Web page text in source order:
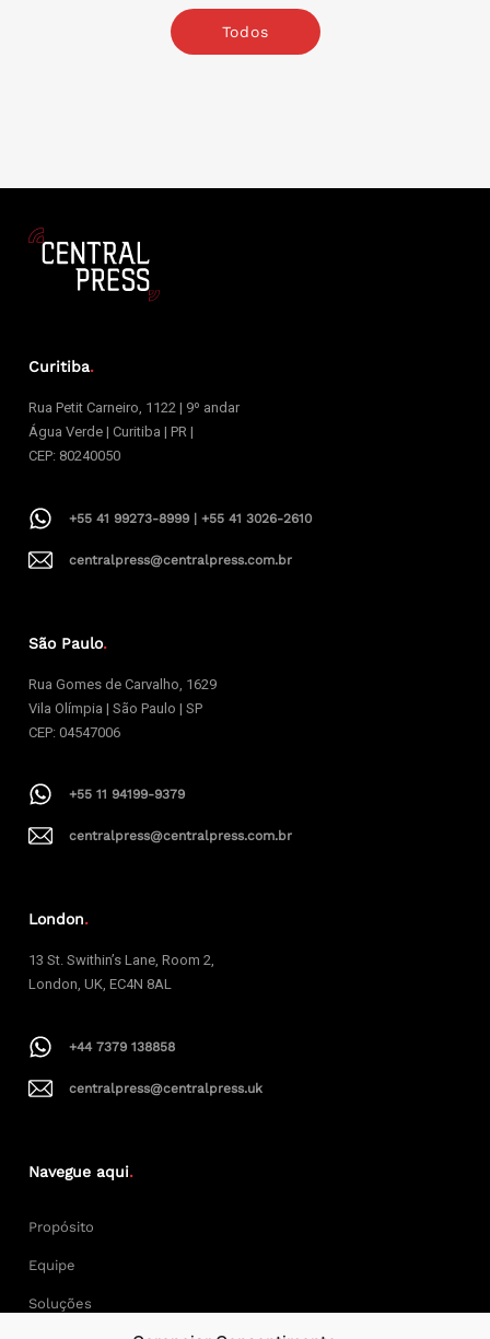
Todos
Curitiba.
Rua Petit Carneiro, 1122 | 9º andar
Água Verde | Curitiba | PR |
CEP: 80240050
+55 41 99273-8999 | +55 41 3026-2610
centralpress@centralpress.com.br
São Paulo.
Rua Gomes de Carvalho, 1629
Vila Olímpia | São Paulo | SP
CEP: 04547006
+55 11 94199-9379
centralpress@centralpress.com.br
London.
13 St. Swithin’s Lane, Room 2,
London, UK, EC4N 8AL
+44 7379 138858
centralpress@centralpress.uk
Navegue aqui.
Propósito
Equipe
Soluções